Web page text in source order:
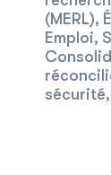
(MERL),
Emploi,
sécurité,